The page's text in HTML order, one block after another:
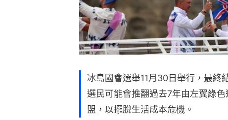
冰島國會選舉11月30日舉行，最終
選民可能會推翻過去7年由左翼綠
盟，以擺脫生活成本危機。